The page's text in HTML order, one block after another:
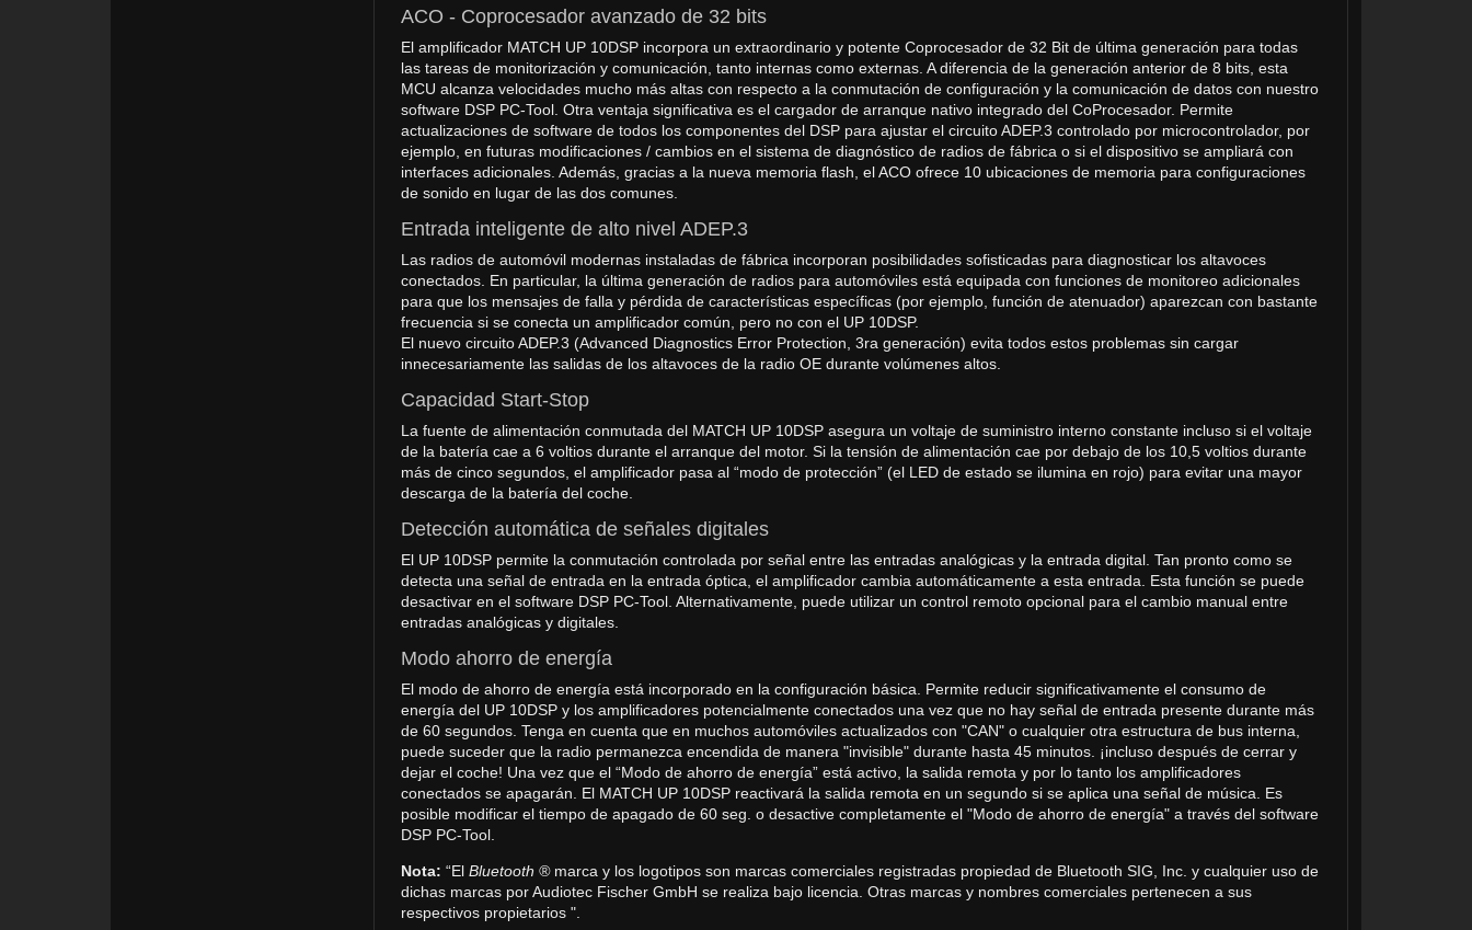
ACO - Coprocesador avanzado de 32 bits
El amplificador MATCH UP 10DSP incorpora un extraordinario y potente Coprocesador de 32 Bit de última generación para todas
las tareas de monitorización y comunicación, tanto internas como externas. A diferencia de la generación anterior de 8 bits, esta
MCU alcanza velocidades mucho más altas con respecto a la conmutación de configuración y la comunicación de datos con nuestro
software DSP PC-Tool. Otra ventaja significativa es el cargador de arranque nativo integrado del CoProcesador. Permite
actualizaciones de software de todos los componentes del DSP para ajustar el circuito ADEP.3 controlado por microcontrolador, por
ejemplo, en futuras modificaciones / cambios en el sistema de diagnóstico de radios de fábrica o si el dispositivo se ampliará con
interfaces adicionales. Además, gracias a la nueva memoria flash, el ACO ofrece 10 ubicaciones de memoria para configuraciones
de sonido en lugar de las dos comunes.
Entrada inteligente de alto nivel ADEP.3
Las radios de automóvil modernas instaladas de fábrica incorporan posibilidades sofisticadas para diagnosticar los altavoces
conectados. En particular, la última generación de radios para automóviles está equipada con funciones de monitoreo adicionales
para que los mensajes de falla y pérdida de características específicas (por ejemplo, función de atenuador) aparezcan con bastante
frecuencia si se conecta un amplificador común, pero no con el UP 10DSP.
El nuevo circuito ADEP.3 (Advanced Diagnostics Error Protection, 3ra generación) evita todos estos problemas sin cargar
innecesariamente las salidas de los altavoces de la radio OE durante volúmenes altos.
Capacidad Start-Stop
La fuente de alimentación conmutada del MATCH UP 10DSP asegura un voltaje de suministro interno constante incluso si el voltaje
de la batería cae a 6 voltios durante el arranque del motor. Si la tensión de alimentación cae por debajo de los 10,5 voltios durante
más de cinco segundos, el amplificador pasa al “modo de protección” (el LED de estado se ilumina en rojo) para evitar una mayor
descarga de la batería del coche.
Detección automática de señales digitales
El UP 10DSP permite la conmutación controlada por señal entre las entradas analógicas y la entrada digital. Tan pronto como se
detecta una señal de entrada en la entrada óptica, el amplificador cambia automáticamente a esta entrada. Esta función se puede
desactivar en el software DSP PC-Tool. Alternativamente, puede utilizar un control remoto opcional para el cambio manual entre
entradas analógicas y digitales.
Modo ahorro de energía
El modo de ahorro de energía está incorporado en la configuración básica. Permite reducir significativamente el consumo de
energía del UP 10DSP y los amplificadores potencialmente conectados una vez que no hay señal de entrada presente durante más
de 60 segundos. Tenga en cuenta que en muchos automóviles actualizados con "CAN" o cualquier otra estructura de bus interna,
puede suceder que la radio permanezca encendida de manera "invisible" durante hasta 45 minutos. ¡incluso después de cerrar y
dejar el coche! Una vez que el “Modo de ahorro de energía” está activo, la salida remota y por lo tanto los amplificadores
conectados se apagarán. El MATCH UP 10DSP reactivará la salida remota en un segundo si se aplica una señal de música. Es
posible modificar el tiempo de apagado de 60 seg. o desactive completamente el "Modo de ahorro de energía" a través del software
DSP PC-Tool.
Nota: “El Bluetooth ®marca y los logotipos son marcas comerciales registradas propiedad de Bluetooth SIG, Inc. y cualquier uso de
dichas marcas por Audiotec Fischer GmbH se realiza bajo licencia. Otras marcas y nombres comerciales pertenecen a sus
respectivos propietarios ".